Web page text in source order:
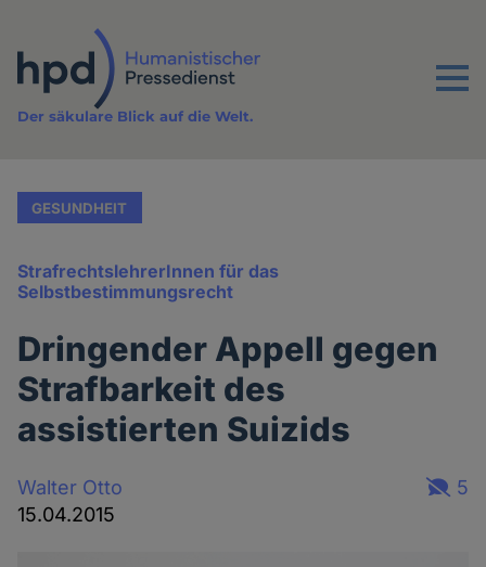
Inhalt
Menu
Der säkulare Blick auf die Welt.
GESUNDHEIT
StrafrechtslehrerInnen für das
Selbstbestimmungsrecht
Dringender Appell gegen
Strafbarkeit des
assistierten Suizids
Walter Otto
15.04.2015
5